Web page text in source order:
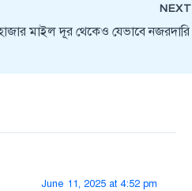
NEXT
June 11, 2025 at 4:52 pm